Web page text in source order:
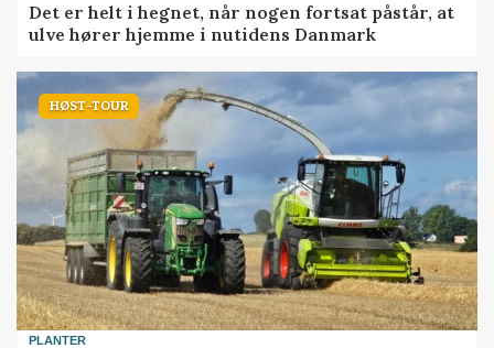
Det er helt i hegnet, når nogen fortsat påstår, at
ulve hører hjemme i nutidens Danmark
HØST-TOUR
PLANTER